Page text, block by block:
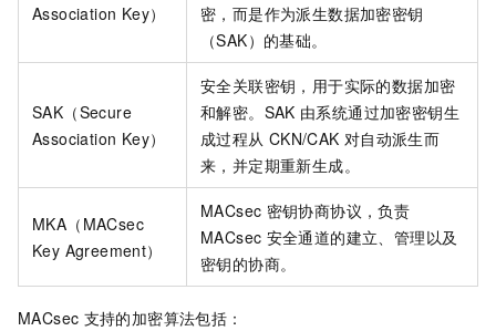
Association Key）
密，而是作为派生数据加密密钥
（SAK）的基础。
SAK（Secure
Association Key）
安全关联密钥，用于实际的数据加密
和解密。SAK 由系统通过加密密钥生
成过程从 CKN/CAK 对自动派生而
来，并定期重新生成。
MKA（MACsec
Key Agreement）
MACsec 密钥协商协议，负责
MACsec 安全通道的建立、管理以及
密钥的协商。
MACsec 支持的加密算法包括：